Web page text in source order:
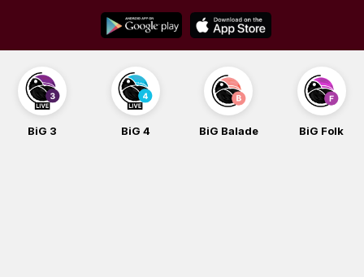
content
BiG 3 BiG 4 BiG Balade BiG Folk